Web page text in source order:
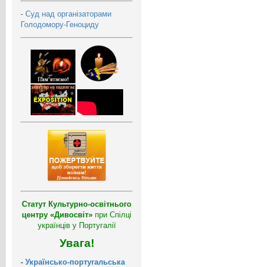
- Суд над організаторами
Голодомору-Геноциду
Статут Культурно-освітнього
центру «Дивосвіт» при Спілці
українців у Португалії
Увага!
- Українсько-португальська